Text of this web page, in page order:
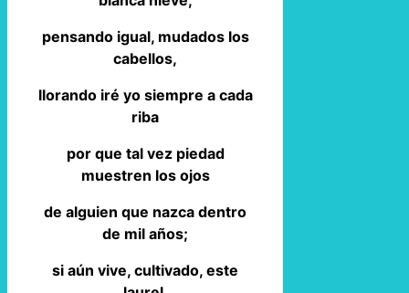
pensando igual, mudados los
cabellos,
llorando iré yo siempre a cada
riba
por que tal vez piedad
muestren los ojos
de alguien que nazca dentro
de mil años;
si aún vive, cultivado, este